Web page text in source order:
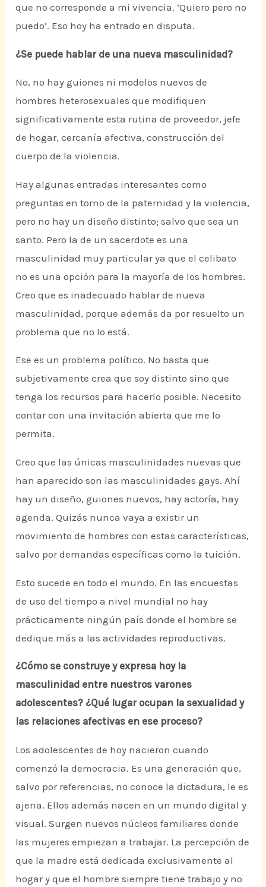
que no corresponde a mi vivencia. ‘Quiero pero no
puedo’. Eso hoy ha entrado en disputa.
¿Se puede hablar de una nueva masculinidad?
No, no hay guiones ni modelos nuevos de
hombres heterosexuales que modifiquen
significativamente esta rutina de proveedor, jefe
de hogar, cercanía afectiva, construcción del
cuerpo de la violencia.
Hay algunas entradas interesantes como
preguntas en torno de la paternidad y la violencia,
pero no hay un diseño distinto; salvo que sea un
santo. Pero la de un sacerdote es una
masculinidad muy particular ya que el celibato
no es una opción para la mayoría de los hombres.
Creo que es inadecuado hablar de nueva
masculinidad, porque además da por resuelto un
problema que no lo está.
Ese es un problema político. No basta que
subjetivamente crea que soy distinto sino que
tenga los recursos para hacerlo posible. Necesito
contar con una invitación abierta que me lo
permita.
Creo que las únicas masculinidades nuevas que
han aparecido son las masculinidades gays. Ahí
hay un diseño, guiones nuevos, hay actoría, hay
agenda. Quizás nunca vaya a existir un
movimiento de hombres con estas características,
salvo por demandas específicas como la tuición.
Esto sucede en todo el mundo. En las encuestas
de uso del tiempo a nivel mundial no hay
prácticamente ningún país donde el hombre se
dedique más a las actividades reproductivas.
¿Cómo se construye y expresa hoy la
masculinidad entre nuestros varones
adolescentes? ¿Qué lugar ocupan la sexualidad y
las relaciones afectivas en ese proceso?
Los adolescentes de hoy nacieron cuando
comenzó la democracia. Es una generación que,
salvo por referencias, no conoce la dictadura, le es
ajena. Ellos además nacen en un mundo digital y
visual. Surgen nuevos núcleos familiares donde
las mujeres empiezan a trabajar. La percepción de
que la madre está dedicada exclusivamente al
hogar y que el hombre siempre tiene trabajo y no